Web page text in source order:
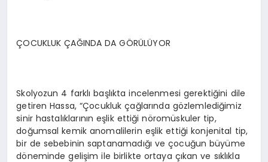
ÇOCUKLUK ÇAĞINDA DA GÖRÜLÜYOR
Skolyozun 4 farklı başlıkta incelenmesi gerektiğini dile
getiren Hassa, “Çocukluk çağlarında gözlemlediğimiz
sinir hastalıklarının eşlik ettiği nöromüskuler tip,
doğumsal kemik anomalilerin eşlik ettiği konjenital tip,
bir de sebebinin saptanamadığı ve çocuğun büyüme
döneminde gelişim ile birlikte ortaya çıkan ve sıklıkla